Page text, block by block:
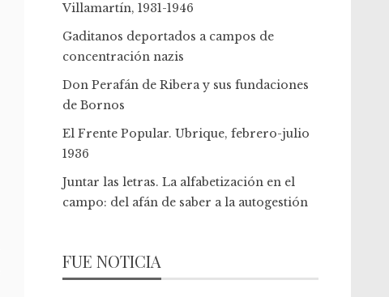
Villamartín, 1931-1946
Gaditanos deportados a campos de
concentración nazis
Don Perafán de Ribera y sus fundaciones
de Bornos
El Frente Popular. Ubrique, febrero-julio
1936
Juntar las letras. La alfabetización en el
campo: del afán de saber a la autogestión
FUE NOTICIA